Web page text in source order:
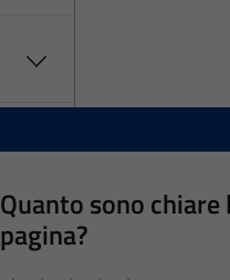
Quanto sono
pagina?